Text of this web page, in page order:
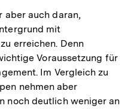
aber auch daran,
mit
erreichen. Denn
Voraussetzung für
Im Vergleich zu
nehmen aber
noch deutlich weniger an